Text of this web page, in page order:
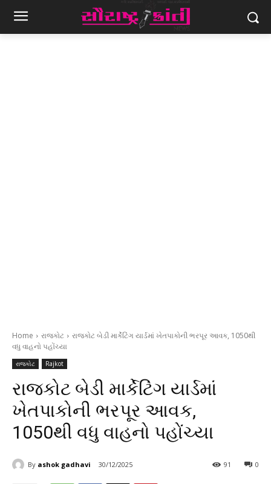
Home રાજકોટ
રાજકોટ બેડી માર્કેટિંગ યાર્ડમાં ખેતપાકોની ભરપૂર આવક, 1050થી
વધુ વાહનો પહોંચ્યા
રાજકોટ Rajkot
રાજકોટ બેડી માર્કેટિંગ યાર્ડમાં
ખેતપાકોની ભરપૂર આવક,
1050થી વધુ વાહનો પહોંચ્યા
By ashok gadhavi 30/12/2025 0
91